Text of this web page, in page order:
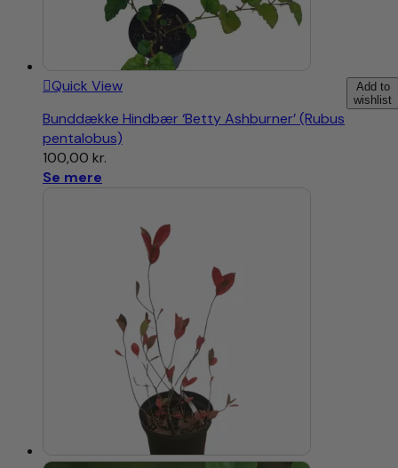
Add to
wishlist
Quick View
Bunddække Hindbær ‘Betty Ashburner’ (Rubus
pentalobus)
100,00 kr.
Se mere